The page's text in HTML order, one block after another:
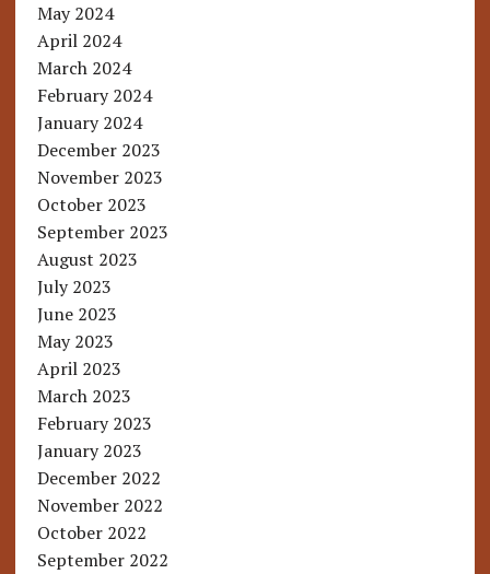
May 2024
April 2024
March 2024
February 2024
January 2024
December 2023
November 2023
October 2023
September 2023
August 2023
July 2023
June 2023
May 2023
April 2023
March 2023
February 2023
January 2023
December 2022
November 2022
October 2022
September 2022